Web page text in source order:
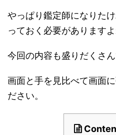
やっぱり鑑定師になりた
っておく必要がありますよ
今回の内容も盛りだくさん
画面と手を見比べて画面
ださい。